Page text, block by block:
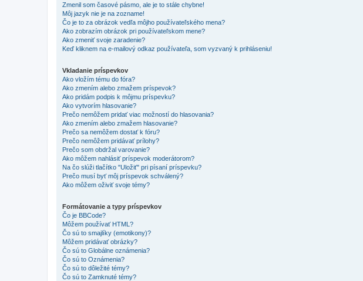
Zmenil som časové pásmo, ale je to stále chybne!
Môj jazyk nie je na zozname!
Čo je to za obrázok vedľa môjho používateľského mena?
Ako zobrazím obrázok pri používateľskom mene?
Ako zmeniť svoje zaradenie?
Keď kliknem na e-mailový odkaz používateľa, som vyzvaný k prihláseniu!
Vkladanie príspevkov
Ako vložím tému do fóra?
Ako zmením alebo zmažem príspevok?
Ako pridám podpis k môjmu príspevku?
Ako vytvorím hlasovanie?
Prečo nemôžem pridať viac možností do hlasovania?
Ako zmením alebo zmažem hlasovanie?
Prečo sa nemôžem dostať k fóru?
Prečo nemôžem pridávať prílohy?
Prečo som obdržal varovanie?
Ako môžem nahlásiť príspevok moderátorom?
Na čo slúži tlačítko "Uložiť" pri písaní príspevku?
Prečo musí byť môj príspevok schválený?
Ako môžem oživiť svoje témy?
Formátovanie a typy príspevkov
Čo je BBCode?
Môžem používať HTML?
Čo sú to smajlíky (emotikony)?
Môžem pridávať obrázky?
Čo sú to Globálne oznámenia?
Čo sú to Oznámenia?
Čo sú to dôležité témy?
Čo sú to Zamknuté témy?